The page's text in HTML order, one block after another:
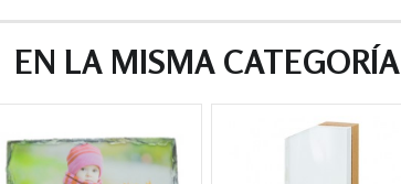
EN LA MISMA CATEGORÍA